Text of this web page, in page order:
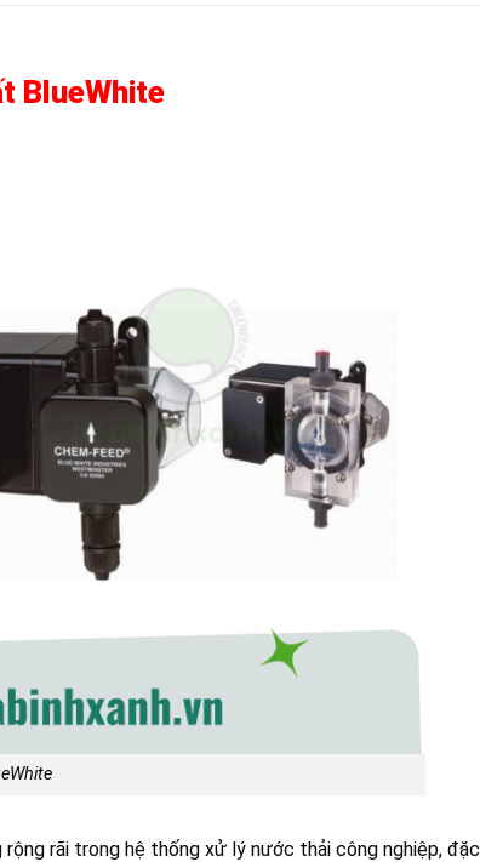
BlueWhite
rãi trong hệ thống xử lý nước thải công nghiệp, đặc